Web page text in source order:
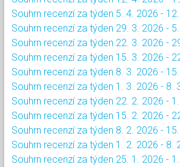
Souhrn recenzí za týden 5. 4. 2026 -
Souhrn recenzí za týden 29. 3. 2026 -
Souhrn recenzí za týden 22. 3. 2026 -
Souhrn recenzí za týden 15. 3. 2026 -
Souhrn recenzí za týden 8. 3. 2026 -
Souhrn recenzí za týden 1. 3. 2026 - 8.
Souhrn recenzí za týden 22. 2. 2026 -
Souhrn recenzí za týden 15. 2. 2026 -
Souhrn recenzí za týden 8. 2. 2026 -
Souhrn recenzí za týden 1. 2. 2026 - 8.
Souhrn recenzí za týden 25. 1. 2026 -